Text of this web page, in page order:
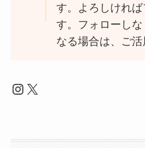
す。よろしけれ
す。フォローし
なる場合は、ご活
Instagram
X